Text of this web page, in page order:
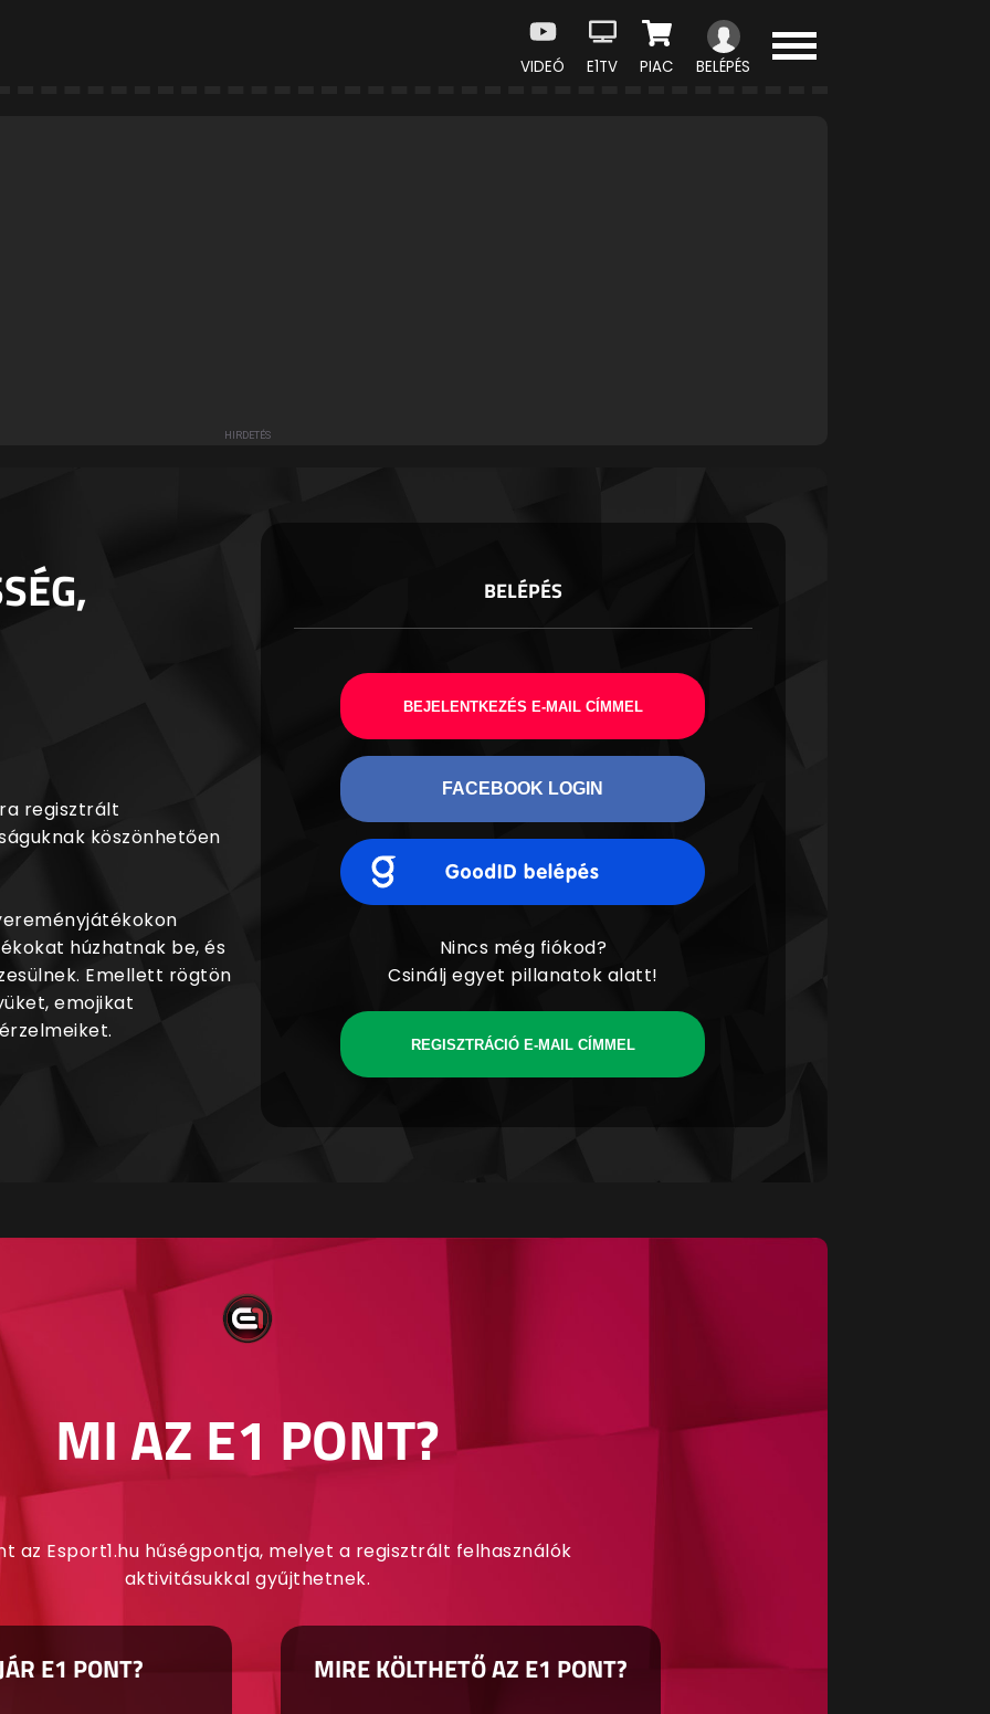
VIDEÓ E1TV PIAC BELÉPÉS
regisztrált
köszönhetően
húzhatnak be, és
Emellett rögtön
emojikat
BELÉPÉS
BEJELENTKEZÉS E-MAIL CÍMMEL
FACEBOOK LOGIN
Nincs még fiókod?
Csinálj egyet pillanatok alatt!
REGISZTRÁCIÓ E-MAIL CÍMMEL
MI AZ E1 PONT?
az Esport1.hu hűségpontja, melyet a regisztrált felhasználók
aktivitásukkal gyűjthetnek.
E1 PONT? MIRE KÖLTHETŐ AZ E1 PONT?